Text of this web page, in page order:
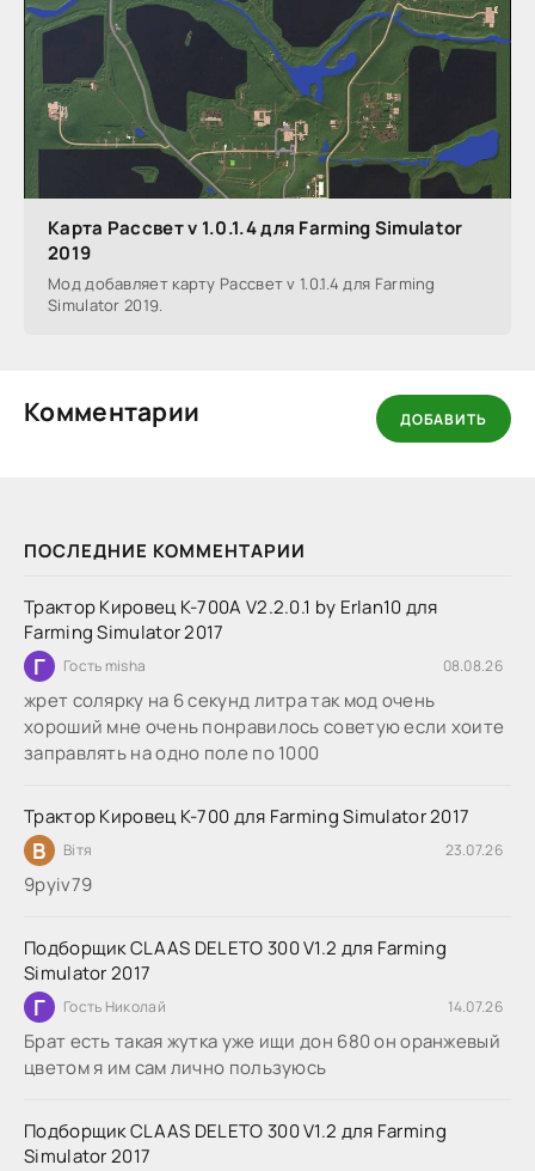
ПОСЛЕДНИЕ КОММЕНТАРИИ
Трактор Кировец К-700А V2.2.0.1 by Erlan10 для
Farming Simulator 2017
Г Гость misha 08.08.26
жрет солярку на 6 секунд литра так мод очень
хороший мне очень понравилось советую если хоите
заправлять на одно поле по 1000
Трактор Кировец К-700 для Farming Simulator 2017
В Вітя 23.07.26
9руіv79
Подборщик CLAAS DELETO 300 V1.2 для Farming
Simulator 2017
Г Гость Николай 14.07.26
Брат есть такая жутка уже ищи дон 680 он оранжевый
цветом я им сам лично пользуюсь
Подборщик CLAAS DELETO 300 V1.2 для Farming
Simulator 2017
Карта Рассвет v 1.0.1.4 для Farming Simulator
2019
Мод добавляет карту Рассвет v 1.0.1.4 для Farming
Simulator 2019.
Комментарии ДОБАВИТЬ